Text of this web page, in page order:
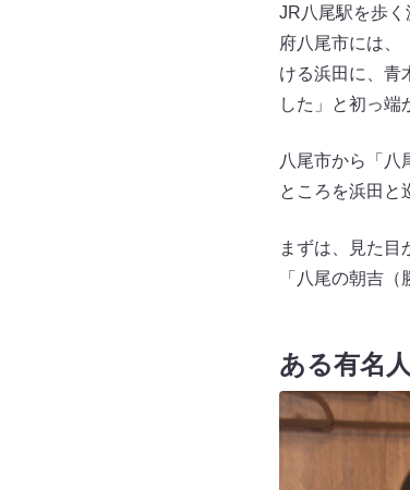
JR八尾駅を歩
府八尾市には、
ける浜田に、青
した」と初っ端
八尾市から「八
ところを浜田と
まずは、見た目
「八尾の朝吉
ある有名